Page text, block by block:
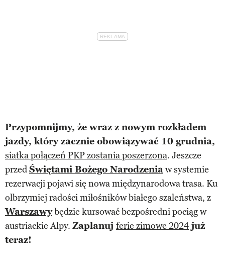
Przypomnijmy, że wraz z nowym rozkładem
jazdy, który zacznie obowiązywać 10 grudnia,
siatka połączeń PKP zostania poszerzona. Jeszcze
przedŚwiętami Bożego Narodzeniaw systemie
rezerwacji pojawi się nowa międzynarodowa trasa. Ku
olbrzymiej radości miłośników białego szaleństwa, z
Warszawybędzie kursować bezpośredni pociąg w
austriackie Alpy. Zaplanuj ferie zimowe 2024 już
teraz!